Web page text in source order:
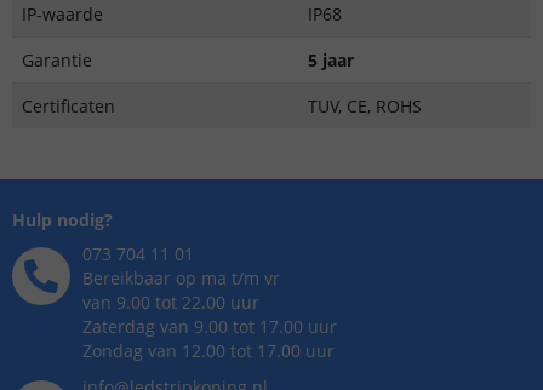
IP-waarde
IP68
Garantie
5 jaar
Certificaten
TUV, CE, ROHS
Hulp nodig?
073 704 11 01
Bereikbaar op ma t/m vr
van 9.00 tot 22.00 uur
Zaterdag van 9.00 tot 17.00 uur
Zondag van 12.00 tot 17.00 uur